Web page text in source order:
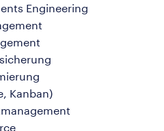
Engineering
Kanban)